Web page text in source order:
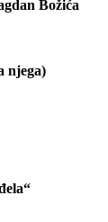
Božića
njega)